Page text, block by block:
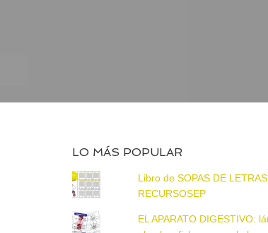
LO MÁS POPULAR
Libro de SOPAS DE
RECURSOSEP
EL APARATO DIGESTIVO: